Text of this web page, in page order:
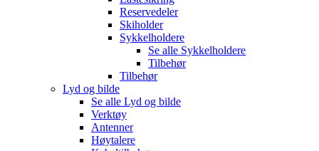
Reservedeler
Skiholder
Sykkelholdere
Se alle Sykkelholdere
Tilbehør
Tilbehør
Lyd og bilde
Se alle Lyd og bilde
Verktøy
Antenner
Høytalere